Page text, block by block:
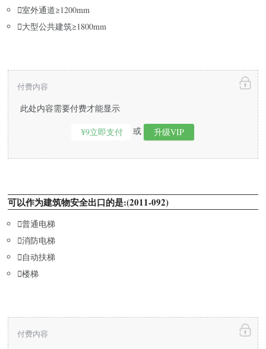
室外通道≥1200mm
大型公共建筑≥1800mm
此处内容需要付费才能显示
¥9立即支付 或 升级VIP
付费内容
可以作为建筑物安全出口的是:(2011-092)
普通电梯
消防电梯
自动扶梯
楼梯
付费内容